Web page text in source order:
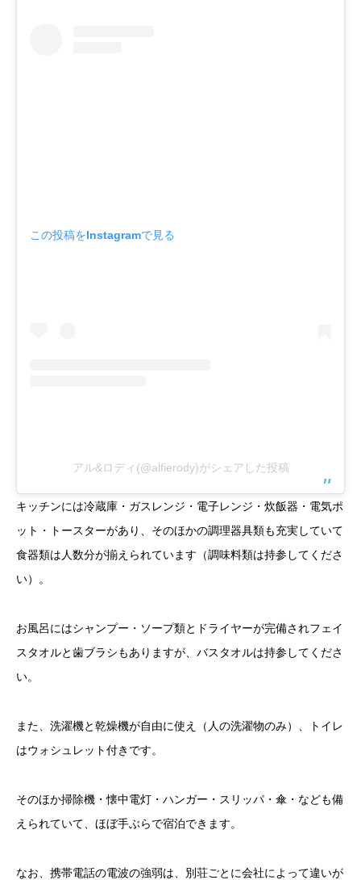
この投稿をInstagramで見る
アル&ロディ(@alfierody)がシェアした投稿
キッチンには冷蔵庫・ガスレンジ・電子レンジ・炊飯器・電気ポ
ット・トースターがあり、そのほかの調理器具類も充実していて
食器類は人数分が揃えられています（調味料類は持参してくださ
い）。
お風呂にはシャンプー・ソープ類とドライヤーが完備されフェイ
スタオルと歯ブラシもありますが、バスタオルは持参してくださ
い。
また、洗濯機と乾燥機が自由に使え（人の洗濯物のみ）、トイレ
はウォシュレット付きです。
そのほか掃除機・懐中電灯・ハンガー・スリッパ・傘・なども備
えられていて、ほぼ手ぶらで宿泊できます。
なお、携帯電話の電波の強弱は、別荘ごとに会社によって違いが